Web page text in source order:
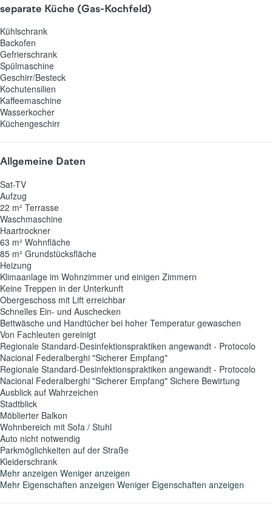
separate Küche (Gas-Kochfeld)
Kühlschrank
Backofen
Gefrierschrank
Spülmaschine
Geschirr/Besteck
Kochutensilien
Kaffeemaschine
Wasserkocher
Küchengeschirr
Allgemeine Daten
Sat-TV
Aufzug
22 m² Terrasse
Waschmaschine
Haartrockner
63 m² Wohnfläche
85 m² Grundstücksfläche
Heizung
Klimaanlage im Wohnzimmer und einigen Zimmern
Keine Treppen in der Unterkunft
Obergeschoss mit Lift erreichbar
Schnelles Ein- und Auschecken
Bettwäsche und Handtücher bei hoher Temperatur gewaschen
Von Fachleuten gereinigt
Regionale Standard-Desinfektionspraktiken angewandt - Protocolo
Nacional Federalberghi "Sicherer Empfang"
Regionale Standard-Desinfektionspraktiken angewandt - Protocolo
Nacional Federalberghi "Sicherer Empfang" Sichere Bewirtung
Ausblick auf Wahrzeichen
Stadtblick
Möblierter Balkon
Wohnbereich mit Sofa / Stuhl
Auto nicht notwendig
Parkmöglichkeiten auf der Straße
Kleiderschrank
Mehr anzeigen Weniger anzeigen
Mehr Eigenschaften anzeigen Weniger Eigenschaften anzeigen